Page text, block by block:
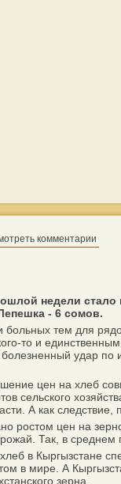
комментарии
недели
- 6 сомов.
тем для
то и
удар
цен на хлеб
сельского
А как следствие,
ростом цен на
Так, в
в Кыргызстане
в мире. А
зерна.